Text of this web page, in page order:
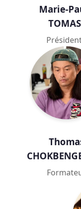
Marie-